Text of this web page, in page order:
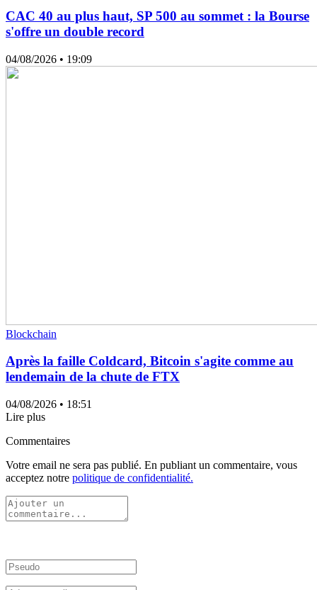
CAC 40 au plus haut, SP 500 au sommet : la Bourse
s'offre un double record
04/08/2026 • 19:09
Blockchain
Après la faille Coldcard, Bitcoin s'agite comme au
lendemain de la chute de FTX
04/08/2026 • 18:51
Lire plus
Commentaires
Votre email ne sera pas publié. En publiant un commentaire, vous
acceptez notre politique de confidentialité.